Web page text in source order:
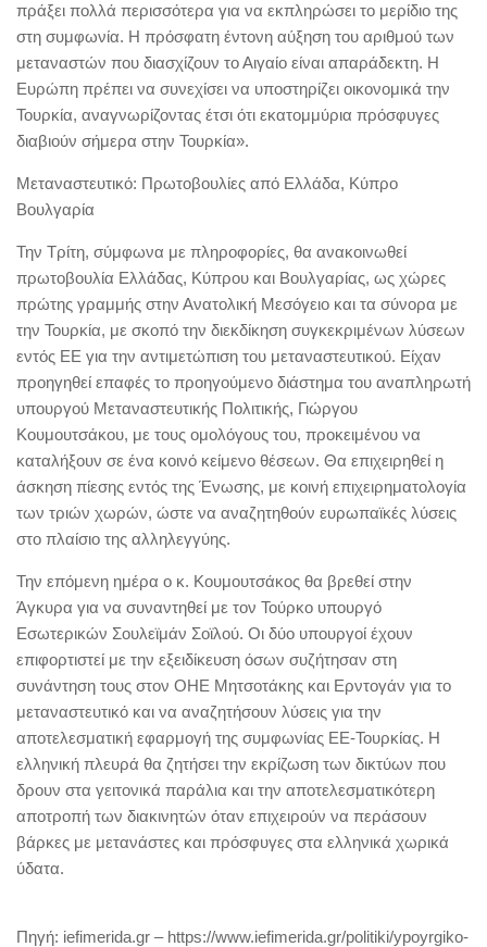
πράξει πολλά περισσότερα για να εκπληρώσει το μερίδιο της
στη συμφωνία. Η πρόσφατη έντονη αύξηση του αριθμού των
μεταναστών που διασχίζουν το Αιγαίο είναι απαράδεκτη. Η
Ευρώπη πρέπει να συνεχίσει να υποστηρίζει οικονομικά την
Τουρκία, αναγνωρίζοντας έτσι ότι εκατομμύρια πρόσφυγες
διαβιούν σήμερα στην Τουρκία».
Μεταναστευτικό: Πρωτοβουλίες από Ελλάδα, Κύπρο
Βουλγαρία
Την Τρίτη, σύμφωνα με πληροφορίες, θα ανακοινωθεί
πρωτοβουλία Ελλάδας, Κύπρου και Βουλγαρίας, ως χώρες
πρώτης γραμμής στην Ανατολική Μεσόγειο και τα σύνορα με
την Τουρκία, με σκοπό την διεκδίκηση συγκεκριμένων λύσεων
εντός ΕΕ για την αντιμετώπιση του μεταναστευτικού. Είχαν
προηγηθεί επαφές το προηγούμενο διάστημα του αναπληρωτή
υπουργού Μεταναστευτικής Πολιτικής, Γιώργου
Κουμουτσάκου, με τους ομολόγους του, προκειμένου να
καταλήξουν σε ένα κοινό κείμενο θέσεων. Θα επιχειρηθεί η
άσκηση πίεσης εντός της Ένωσης, με κοινή επιχειρηματολογία
των τριών χωρών, ώστε να αναζητηθούν ευρωπαϊκές λύσεις
στο πλαίσιο της αλληλεγγύης.
Την επόμενη ημέρα ο κ. Κουμουτσάκος θα βρεθεί στην
Άγκυρα για να συναντηθεί με τον Τούρκο υπουργό
Εσωτερικών Σουλεϊμάν Σοϊλού. Οι δύο υπουργοί έχουν
επιφορτιστεί με την εξειδίκευση όσων συζήτησαν στη
συνάντηση τους στον ΟΗΕ Μητσοτάκης και Ερντογάν για το
μεταναστευτικό και να αναζητήσουν λύσεις για την
αποτελεσματική εφαρμογή της συμφωνίας ΕΕ-Τουρκίας. Η
ελληνική πλευρά θα ζητήσει την εκρίζωση των δικτύων που
δρουν στα γειτονικά παράλια και την αποτελεσματικότερη
αποτροπή των διακινητών όταν επιχειρούν να περάσουν
βάρκες με μετανάστες και πρόσφυγες στα ελληνικά χωρικά
ύδατα.
Πηγή: iefimerida.gr – https://www.iefimerida.gr/politiki/ypoyrgiko-